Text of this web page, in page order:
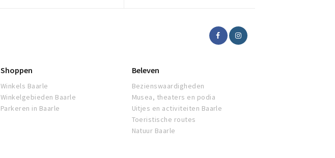
Shoppen
Winkels Baarle
Winkelgebieden Baarle
Parkeren in Baarle
Beleven
Bezienswaardigheden
Musea, theaters en podia
Uitjes en activiteiten Baarle
Toeristische routes
Natuur Baarle